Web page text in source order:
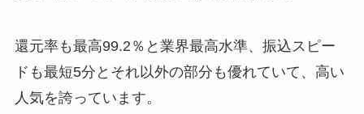
還元率も最高99.2％と業界最高水準、振込スピー
ドも最短5分とそれ以外の部分も優れていて、高い
人気を誇っています。